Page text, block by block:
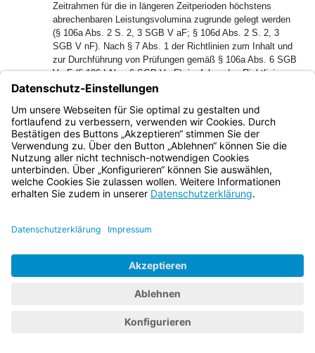
Zeitrahmen für die in längeren Zeitperioden höchstens
abrechenbaren Leistungsvolumina zugrunde gelegt werden
(§ 106a Abs. 2 S. 2, 3 SGB V aF; § 106d Abs. 2 S. 2, 3
SGB V nF). Nach § 7 Abs. 1 der Richtlinien zum Inhalt und
zur Durchführung von Prüfungen gemäß § 106a Abs. 6 SGB
V aF (§ 106d Abs. 6 SGB V nF), im folgenden Richtlinien
genannt, werden Plausibilitätsprüfungen von der
ergänzende Plausibilitätsprüfungen (Abs. 3) und als
anlassbezogene Prüfungen (Abs. 4) durchgeführt. Nach § 8
Abs. 1 der Richtlinien sind für die Festlegung der
Abrechnungsauffälligkeiten nach § 7 Abs. 2 die im Anhang 3
zum Einheitlichen Bewertungsmaßstab in der jeweils
gültigen Fassung aufgeführten Prüfzeiten für die ärztlichen
Leistungen zugrunde zu legen. In § 8 Abs. 4 der Richtlinien
Kalkulationszeiten festgelegt. Genannt werden eine
Stunden an mindestens drei Tagen im Quartal und bei
Quartalsprofilen mehr als 780 Stunden/Quartal. Ergibt die
regelhafte Plausibilitätsprüfung Abrechnungsauffälligkeiten,
werden ergänzende Plausibilitätsprüfungen nach Maßgabe